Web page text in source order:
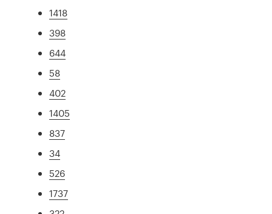
1418
398
644
58
402
1405
837
34
526
1737